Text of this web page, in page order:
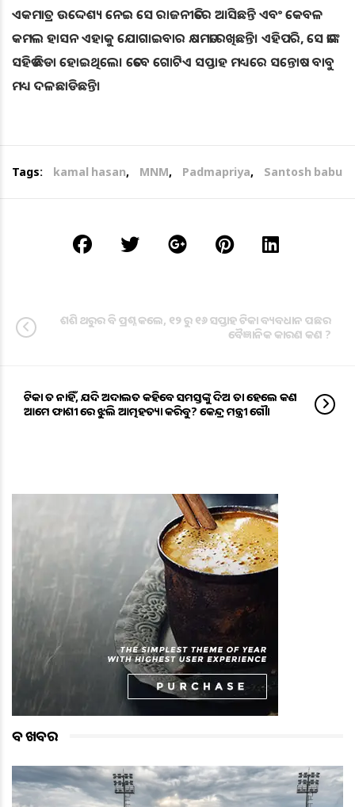
ଏକମାତ୍ର ଉଦ୍ଦେଶ୍ୟ ନେଇ ସେ ରାଜନୀତିରେ ଆସିଛନ୍ତି ଏବଂ କେବଳ
କମଲ ହାସନ ଏହାକୁ ଯୋଗାଇବାର କ୍ଷମତା ରଖିଛନ୍ତି। ଏହିପରି, ସେ ତାଙ୍କ
ସହିତ ଛିଡା ହୋଇଥିଲେ। ତେବେ ଗୋଟିଏ ସପ୍ତାହ ମଧ୍ୟରେ ସନ୍ତୋଷ ବାବୁ
ମଧ୍ୟ ଦଳଛାଡିଛନ୍ତି।
Tags: kamal hasan, MNM, Padmapriya, Santosh babu
ଶଶି ଥରୁର ବି ପ୍ରଶ୍ନ କଲେ, ୧୨ ରୁ ୧୬ ସପ୍ତାହ ଟିକା ବ୍ୟବଧାନ ପଛର
ବୈଜ୍ଞାନିକ କାରଣ କଣ ?
ଟିକା ତ ନାହିଁ, ଯଦି ଅଦାଲତ କହିବେ ସମସ୍ତଙ୍କୁ ଦିଅ ତା ହେଲେ କଣ
ଆମେ ଫାଶୀ ରେ ଝୁଲି ଆତ୍ମହତ୍ୟା କରିବୁ? କେନ୍ଦ୍ର ମନ୍ତ୍ରୀ ଗୌଡା
ବଡ ଖବର